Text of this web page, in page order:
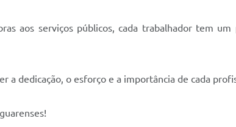
aos serviços públicos, cada trabalhador tem
a dedicação, o esforço e a importância de cada